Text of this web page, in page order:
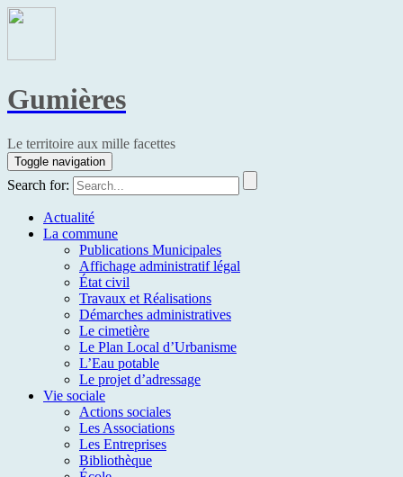
Gumières
Le territoire aux mille facettes
Toggle navigation
Search for:
Actualité
La commune
Publications Municipales
Affichage administratif légal
État civil
Travaux et Réalisations
Démarches administratives
Le cimetière
Le Plan Local d’Urbanisme
L’Eau potable
Le projet d’adressage
Vie sociale
Actions sociales
Les Associations
Les Entreprises
Bibliothèque